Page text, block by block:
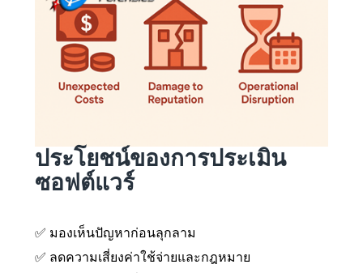
ประโยชน์ของการประเมิน
ซอฟต์แวร์
✅ มองเห็นปัญหาก่อนลุกลาม
✅ ลดความเสี่ยงค่าใช้จ่ายและกฎหมาย